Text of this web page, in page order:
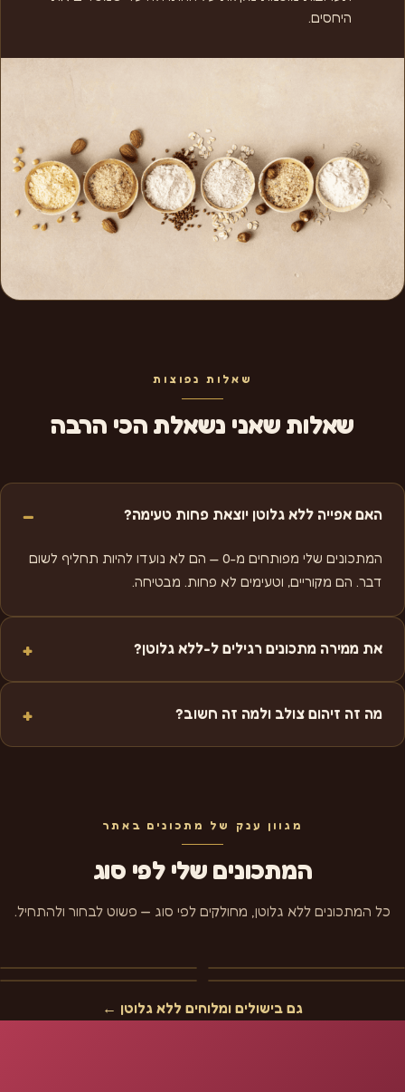
היחסים.
שאלות נפוצות
שאלות שאני נשאלת הכי הרבה
האם אפייה ללא גלוטן יוצאת פחות טעימה?
המתכונים שלי מפותחים מ-0 — הם לא נועדו להיות תחליף לשום
דבר. הם מקוריים, וטעימים לא פחות. מבטיחה.
את ממירה מתכונים רגילים ל-ללא גלוטן?
מה זה זיהום צולב ולמה זה חשוב?
מגוון ענק של מתכונים באתר
המתכונים שלי לפי סוג
כל המתכונים ללא גלוטן, מחולקים לפי סוג — פשוט לבחור ולהתחיל.
גם בישולים ומלוחים ללא גלוטן ←